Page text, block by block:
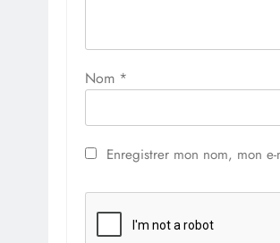
Nom *
Enregistrer mon nom, mon